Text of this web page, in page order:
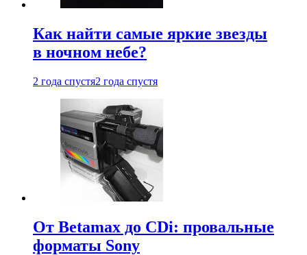
Как найти самые яркие звезды
в ночном небе?
2 года спустя2 года спустя
От Betamax до CDi: провальные
форматы Sony